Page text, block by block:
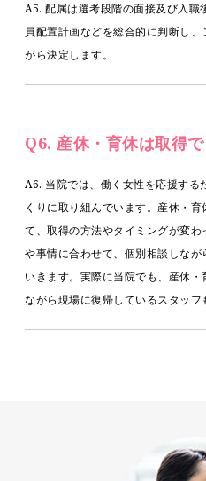
A5. 配属は選考段階の面接及び入職
員配置計画などを総合的に判断し
がら決定します。
Q6. 産休・育休は取得
A6. 当院では、働く女性を応援する
くりに取り組んでいます。産休・
て、取得の方法やタイミングが変
や事情に合わせて、個別相談しな
いきます。実際に当院でも、産休
ながら現場に復帰しているスタッフ